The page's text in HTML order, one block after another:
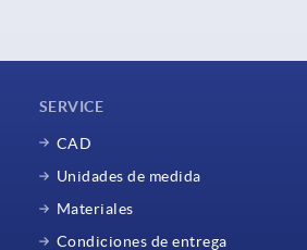
SERVICE
CAD
Unidades de medida
Materiales
Condiciones de entrega